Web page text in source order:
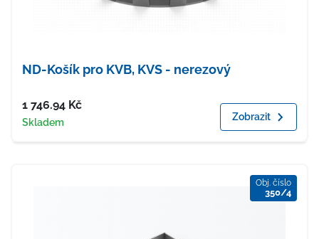
ND-Košík pro KVB, KVS - nerezový
Cena
1 746.94 Kč
Dostupnost
Skladem Zobrazit
Obj. číslo
350/4